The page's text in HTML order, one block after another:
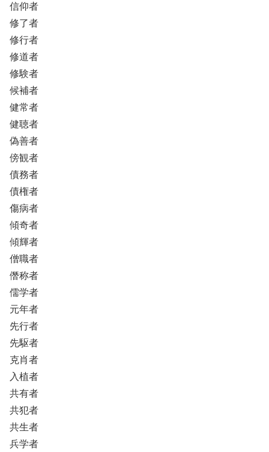
信仰者
修了者
修行者
修道者
修験者
候補者
健常者
健聴者
偽善者
傍観者
債務者
債権者
傷病者
傾奇者
傾輝者
僧職者
僭称者
儒学者
元年者
先行者
先駆者
克肖者
入植者
共有者
共犯者
共生者
兵学者